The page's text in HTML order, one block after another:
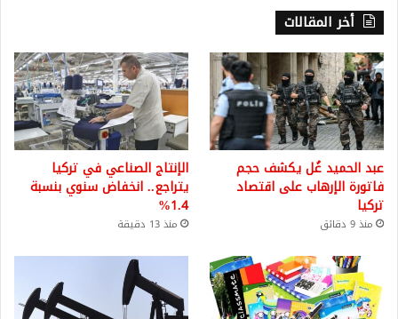
أخر المقالات
عبد الحميد غُل يكشف حجم
فاتورة الإرهاب على اقتصاد
تركيا
منذ 9 دقائق
الإنتاج الصناعي في تركيا
يتراجع.. انخفاض سنوي بنسبة
1.4%
منذ 13 دقيقة